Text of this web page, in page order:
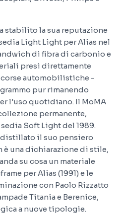
stabilito la sua reputazione
Light Light per Alias nel
di fibra di carbonio e
presi direttamente
automobilistiche -
pur rimanendo
l'uso quotidiano. Il MoMA
permanente,
Soft Light del 1989.
il suo pensiero
è una dichiarazione di stile,
su cosa un materiale
per Alias (1991) e le
con Paolo Rizzatto
Titania e Berenice,
a nuove tipologie.